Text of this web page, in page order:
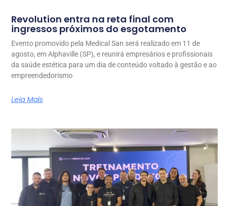
Revolution entra na reta final com
ingressos próximos do esgotamento
Evento promovido pela Medical San será realizado em 11 de
agosto, em Alphaville (SP), e reunirá empresários e profissionais
da saúde estética para um dia de conteúdo voltado à gestão e ao
empreendedorismo
Leia Mais